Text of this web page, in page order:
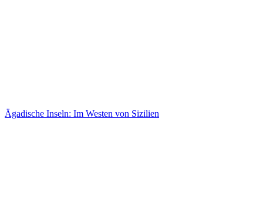
Ägadische Inseln: Im Westen von Sizilien